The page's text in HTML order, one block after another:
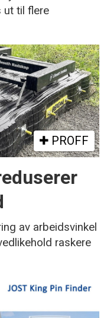
ut til flere
PROFF
av arbeidsvinkel
raskere